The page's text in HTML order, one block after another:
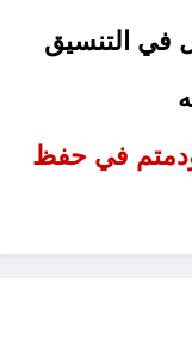
في التنسيق
ودمتم في حفظ